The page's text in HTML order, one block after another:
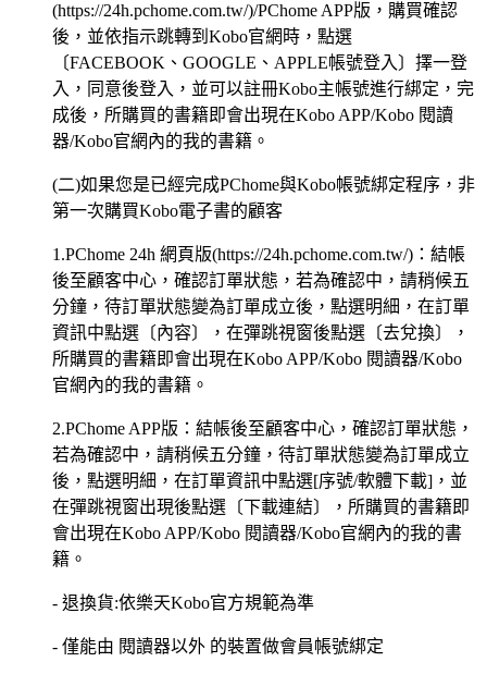
(https://24h.pchome.com.tw/)/PChome APP版，購買確認
後，並依指示跳轉到Kobo官網時，點選
〔FACEBOOK、GOOGLE、APPLE帳號登入〕擇一登
入，同意後登入，並可以註冊Kobo主帳號進行綁定，完
成後，所購買的書籍即會出現在Kobo APP/Kobo 閱讀
器/Kobo官網內的我的書籍。
(二)如果您是已經完成PChome與Kobo帳號綁定程序，非
第一次購買Kobo電子書的顧客
1.PChome 24h 網頁版(https://24h.pchome.com.tw/)：結帳
後至顧客中心，確認訂單狀態，若為確認中，請稍候五
分鐘，待訂單狀態變為訂單成立後，點選明細，在訂單
資訊中點選〔內容〕，在彈跳視窗後點選〔去兌換〕，
所購買的書籍即會出現在Kobo APP/Kobo 閱讀器/Kobo
官網內的我的書籍。
2.PChome APP版：結帳後至顧客中心，確認訂單狀態，
若為確認中，請稍候五分鐘，待訂單狀態變為訂單成立
後，點選明細，在訂單資訊中點選[序號/軟體下載]，並
在彈跳視窗出現後點選〔下載連結〕，所購買的書籍即
會出現在Kobo APP/Kobo 閱讀器/Kobo官網內的我的書
籍。
- 退換貨:依樂天Kobo官方規範為準
- 僅能由 閱讀器以外 的裝置做會員帳號綁定